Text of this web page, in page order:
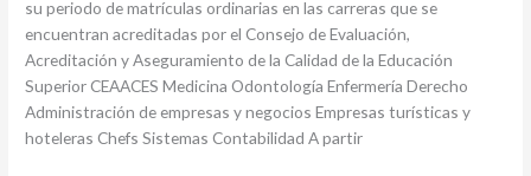
su periodo de matrículas ordinarias en las carreras que se
encuentran acreditadas por el Consejo de Evaluación,
Acreditación y Aseguramiento de la Calidad de la Educación
Superior CEAACES Medicina Odontología Enfermería Derecho
Administración de empresas y negocios Empresas turísticas y
hoteleras Chefs Sistemas Contabilidad A partir